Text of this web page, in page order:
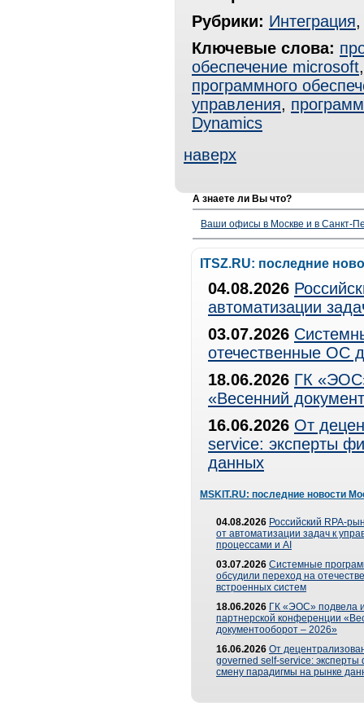
Рубрики: Интеграция
Ключевые слова:
обеспечение microsoft
программного
управления,
Dynamics
наверх
А знаете ли Вы что?
Ваши офисы в Москве и в Санкт-
ITSZ.RU: последние
04.08.2026
автоматизации
03.07.2026
отечественные ОС
18.06.2026 ГК
«Весенний
16.06.2026 От
service: эксперты
данных
MSKIT.RU: последние новости
04.08.2026 Российский RPA-
от автоматизации задач к
процессами и AI
03.07.2026 Системные
обсудили переход на
встроенных систем
18.06.2026 ГК «ЭОС» подвела
партнерской конференции
документооборот – 2026»
16.06.2026 От
governed self-service: эксперты
смену парадигмы на рынке